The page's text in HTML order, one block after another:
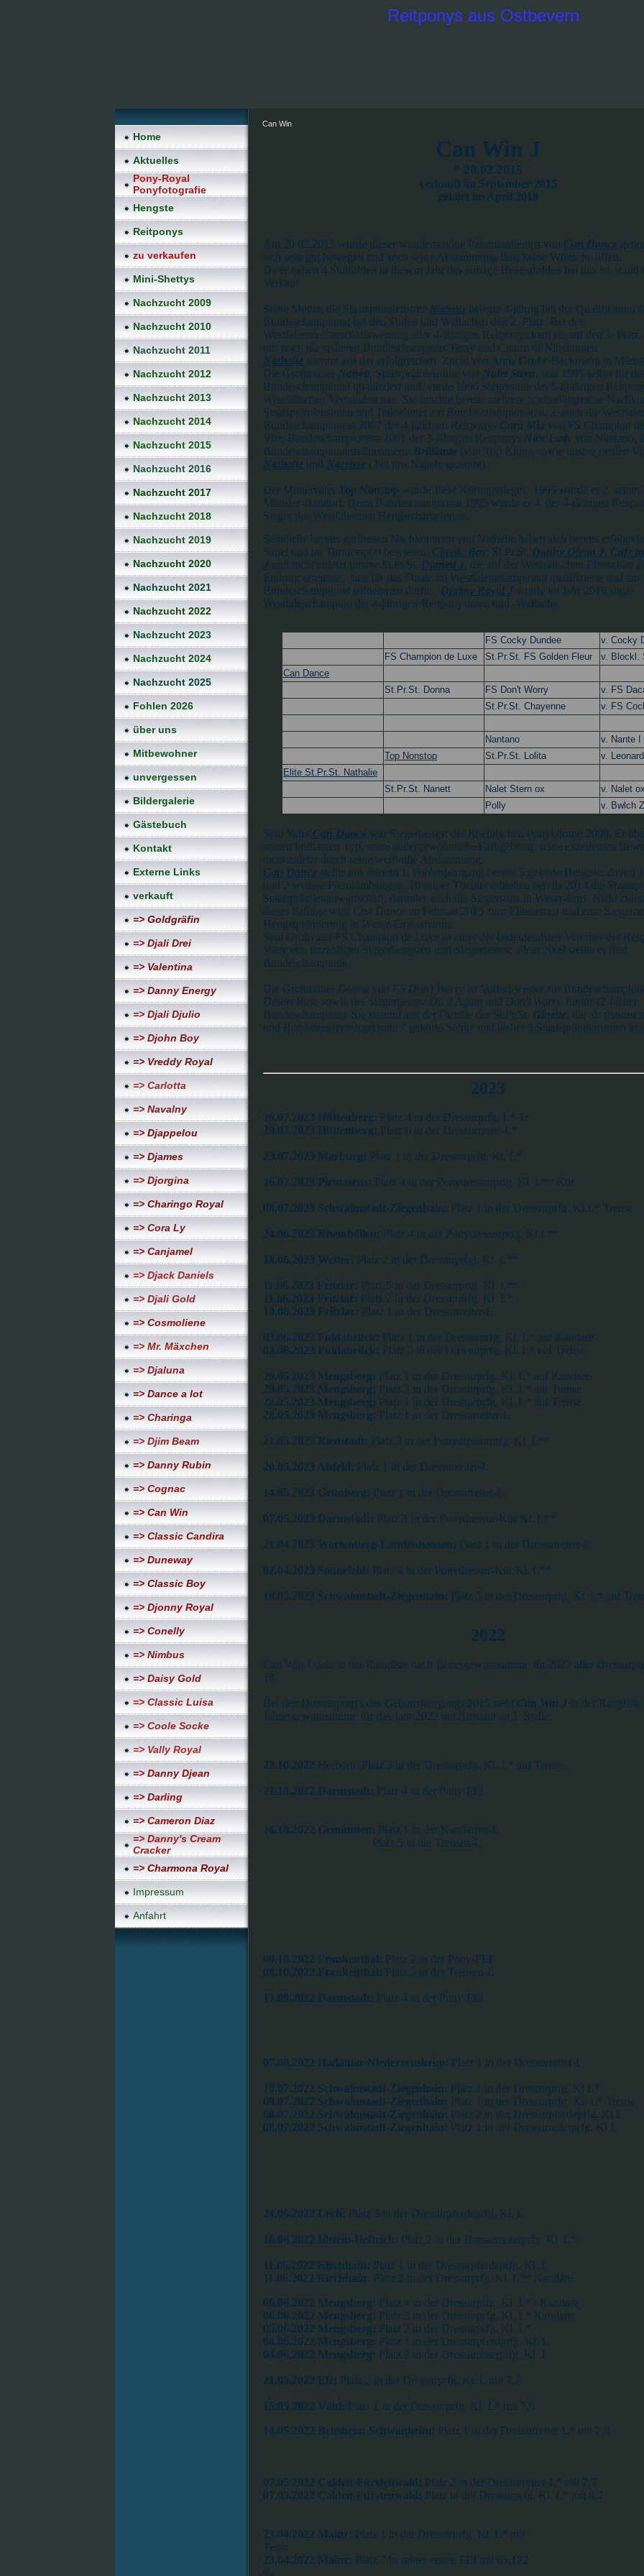
Reitponys aus Ostbevern
Home
Aktuelles
Pony-Royal
Ponyfotografie
Hengste
Reitponys
zu verkaufen
Mini-Shettys
Nachzucht 2009
Nachzucht 2010
Nachzucht 2011
Nachzucht 2012
Nachzucht 2013
Nachzucht 2014
Nachzucht 2015
Nachzucht 2016
Nachzucht 2017
Nachzucht 2018
Nachzucht 2019
Nachzucht 2020
Nachzucht 2021
Nachzucht 2022
Nachzucht 2023
Nachzucht 2024
Nachzucht 2025
Fohlen 2026
über uns
Mitbewohner
unvergessen
Bildergalerie
Gästebuch
Kontakt
Externe Links
verkauft
=> Goldgräfin
=> Djali Drei
=> Valentina
=> Danny Energy
=> Djali Djulio
=> Djohn Boy
=> Vreddy Royal
=> Carlotta
=> Navalny
=> Djappelou
=> Djames
=> Djorgina
=> Charingo Royal
=> Cora Ly
=> Canjamel
=> Djack Daniels
=> Djali Gold
=> Cosmoliene
=> Mr. Mäxchen
=> Djaluna
=> Dance a lot
=> Charinga
=> Djim Beam
=> Danny Rubin
=> Cognac
=> Can Win
=> Classic Candira
=> Duneway
=> Classic Boy
=> Djonny Royal
=> Conelly
=> Nimbus
=> Daisy Gold
=> Classic Luisa
=> Coole Socke
=> Vally Royal
=> Danny Djean
=> Darling
=> Cameron Diaz
=> Danny's Cream
Cracker
=> Charmona Royal
Impressum
Anfahrt
Can Win
Can Win J
* 20.02.2015
verkauft im September 2015
gekört im April 2018
Am 20.02.2015 wurde dieser wunderschöne Palominohengst von Can Dance
sich sehr gut bewegen und auch seine Abstammung lässt keine Wünsche offen.
Da er neben 4 Stutfohlen in diesem Jahr das einzige Hengstfohlen bei uns ist, stand
Verkauf.
Seine Mutter, die Staatsprämienstute Nathalie belegte 4-jährig bei der Qualifikation
Bundeschampionat bei den Stuten und Wallachen den 2. Platz. Bei der
Westfalenmeisterschaftswertung aller 4-jährigen Reitponys kam sie auf den 3.
nur noch die späteren Bundeschampions Tessy und Charm of Nibelungen.
Nathalie stammt aus der erfolgreichen Zucht von Anne Große-Beckmann in
Die Großmutter Nanett, Staatsprämienstute von Nalet Stern, war 1995 selbst für
Bundeschampionat qualifiziert und wurde 1996 Siegerstute der 5-6jährigen
Westfälischen Verbandsschau. Sie brachte bereits mehrere hocherfolgreiche
Staatsprämienstuten und Teilnehmer am Bundeschampionat, u. a. auch die
Bundeschampioness 2007 der 4-jährigen Reitponys Cara Mia von FS Champion
Vize-Bundeschampioness 2001 der 3-jährigen Reitponys Nice Ladyvon Nantano,
Bundeschampionatsteilnehmerin Brilliante (von Top King), sowie unsere beiden
Nathalie und Narzisse ( bei uns Najade genannt).
Der Muttervater Top Nonstop wurde 1994 Körungssieger, 1995 wurde er 2.
Münster-Handorf. Beim Bundeschampionat 1995 wurde er 4. der 4-jährigen
Sieger des Westfälischen Hengstchampionats.
Sämtliche bereits gerittenen Nachkommen von Nathalie haben sich bereits
Sattel und im Turniersport bewiesen: Classic Boy, St.Pr.St. Danny Djean J, Cafe
J und nicht zuletzt unsere St.Pr.St. Djanett J, die auf der Westfälischen Eliteschau
Endring erreichte, sich für das Finale im Westfalenchampionat qualifizierte und am
Bundeschampionat teilnehmen durfte.
Djaimy Royal J wurde im Jahr 2016 sogar
Westfalenchampion der 4-jährigen Reitponystuten und -Wallache.
FS Cocky Dundee
v. Cocky
FS Champion de Luxe
St.Pr.St. FS Golden Fleur
v. Blockl.
Can Dance
St.Pr.St. Donna
FS Don't Worry
v. FS
St.Pr.St. Chayenne
v. FS
Nantano
v. Nante I
Top Nonstop
St.Pr.St. Lolita
v.
Elite St.Pr.St. Nathalie
St.Pr.St. Nanett
Nalet Stern ox
v. Nalet
Polly
v. Bwlch
Sein Vater Can Dance war Siegerhengst der Rheinischen Ponykörung 2009. Er
seinen brillianten Typ, seine außergewöhnliche Farbgebung, seine exzellenten
nicht zuletzt durch seine wertvolle Abstammung.
Can Dance stellte aus seinem 1. Fohlenjahrgang bereits 5 gekörte Hengste, davon
und 2 weitere Premiumhengste. 10 seiner Töchter erhielten bereits 2014 die Staat
Staatsprämienanwartschaft, darunter auch die Siegerstute in Weser-Ems. Nicht
dieser Erfolge wird Can Dance im Februar 2015 zum Elitehengst und zum
Hengstprämierung in Weser-Ems ernannt.
Sein Großvater FS Champion de Luxe ist einer der bedeutendsten Vererber der
Vater von unzähligen Siegerhengsten und Siegerstuten; allein 2009 stellte er fünf
Bundeschampions.
Die Großmutter Donna von FS Don't Worryist Vollschwester zur
Desert Rose sowie der Siegerhengst Do it Again und Don't Worry Junior(2-facher
Bundeschampion). Sie stammt aus der Familie der St.Pr.St. Ginette, die als
und Bundesreservesiegerstute 7 gekörte Söhne und bisher 5 Staatsprämienstuten
2023
29.07.2023 Hüttenberg: Platz 4 in der Dressurprfg. L* Tr
29.07.2023 Hüttenberg: Platz 6 in der Dressurreiter-L*
23.07.2023 Marburg: Platz 1 in der Dressurprfg. Kl. L*
16.07.2023 Pirmasens: Platz 4 in der Ponydressurprfg. Kl. L** Kür
08.07.2023 Schwalmstadt-Ziegenhain: Platz 1 in der Dressurprfg. Kl.L* Trense
24.06.2023 Rheinböllen: Platz 4 in der Ponydressurprfg. Kl.L**
18.06.2023 Wetter: Platz 2 in der Dressurprfgl. Kl. L**
11.06.2023 Fritzlar: Platz 5 in der Dressurprfg. Kl. L**
11.06.2023 Fritzlar: Platz 2 in der Dressurprfg. Kl. L*
10.06.2023 Fritzlar: Platz 1 in der Dressurreiter-L
03.06.2023 Fuldabrück: Platz 1 in der Dressurprfg. Kl. L* auf Kandare
03.06.2023 Fuldabrück: Platz 3 in der Dressurprfg. Kl. L* auf Trense
29.05.2023 Mengsberg: Platz 1 in der Dressurprfg. Kl. L* auf Kandare
29.05.2023 Mengsberg: Platz 3 in der Dressurprfg. Kl. L* auf Trense
28.05.2023 Mengsberg: Platz 1 in der Dressurprfg. Kl. L* auf Trense
28.05.2023 Mengsberg: Platz 1 in der Dressurreiter-L
21.05.2023 Riedstadt: Platz 3 in der Ponydressurprfg. Kl. L**
20.05.2023 Alsfeld: Platz 1 in der Dressurreiter-L
14.05.2023 Grünberg: Platz 1 in der Dressurreiter-L
07.05.2023 Darmstadt: Platz 3 in der Ponydressur-Kür Kl. L **
21.04.2023 Wartenberg-Landenhausen: Platz 1 in der Dressurreiter-L
02.04.2023 Sonnefeld: Platz 4 in der Ponydressur-Kür Kl. L**
18.03.2023 Schwalmstadt-Ziegenhain: Platz 5 in der Dressurprfg. Kl. L* auf
2022
Can Win J steht in der Rangliste nach Jahresgewinnsumme für 2022 aller
18.
Bei den Dressurponys des Geburtsjahrgangs 2015 steht Can Win J in der Rangliste
Jahresgewinnsumme für das Jahr 2022 mit Abstand an 1. Stelle:
22.10.2022 Herborn: Platz 3 in der Dressurprfg. Kl. L* auf Trense.
21.10.2022 Darmstadt: Platz 4 in der Pony-FEI.
16.10.2022 Gemünden: Platz 1 in der Kandarren-L
Platz 5 in der Trensen-L
09.10.2022 Frankenthal: Platz 2 in der Pony-FEI
08.10.2022 Frankenthal: Platz 5 in der Trensen-L
17.09.2022 Darmstadt: Platz 4 in der Pony-FEI
07.08.2022 Hadamar-Niederzeusheim: Platz 1 in der Dressurreiter-L
10.07.2022 Schwalmstadt-Ziegenhain: Platz 1 in der Dressurprfg. Kl L*
09.07.2022 Schwalmstadt-Ziegenhain: Platz 1 in der Dressurprfg. Kl. L* Trense
08.07.2022 Schwalmstadt-Ziegenhain: Platz 2 in der Dressurpferdeprfg. Kl L
08.07.2022 Schwalmstadt-Ziegenhain: Platz 1 in der Dressurreiterprfg. Kl L
24.06.2022 Lech: Platz 3 in der Dressurpferdeprfg. Kl. L
16.06.2022 Idstein-Heftrich: Platz 2 in der Dressurreiterprfg. Kl. L*
11.06.2022 Kirchhain: Platz 1 in der Dressurpferdeprfg. Kl. L
11.06.2022 Kirchhain: Platz 2 in der Dressurprfg. Kl. L** Kandare
06.06.2022 Mengsberg: Platz 4 in der Dressurprfg. Kl. L** Kandare
06.06.2022 Mengsberg: Platz 3 in der Dressurprfg. Kl. L* Kandare
05.06.2022 Mengsberg: Platz 2 in der Dressurprfg. Kl. L*
04.06.2022 Mengsberg: Platz 1 in der Dressurpferdprfg. Kl. L
04.06.2022 Mengsberg: Platz 2 in der Dressurreiterprfg. Kl. L
21.05.2022 Elz: Platz 2 in der Dressurprfg. Kl. L mit 7,2
15.05.2022 Vöhl: Platz 1 in der Dressurprfg. Kl. L* mit 7,6
14.05.2022 Bensheim-Schwanheim: Platz 1 in der Dressurreiter-L* mit 7,8
07.05.2022 Calden-Fürstenwald: Platz 2 in der Dressurreiter-L* mit 7,7
07.05.2022 Calden-Fürstenwald: Platz in der Dressurprfg. Kl. L* mit 8,2
23.04.2022 Mainz: Platz 1 in der Dressurprfg. Kl. L* mit
Tessa
23.04.2022 Mainz: Platz 7 in seiner ersten FEI mit 65,122
%